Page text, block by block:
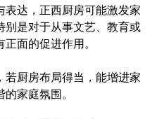
表达，正西厨房可能激发家
别是对于从事文艺、教育或
面的促进作用。
若厨房布局得当，能增进家
家庭氛围。